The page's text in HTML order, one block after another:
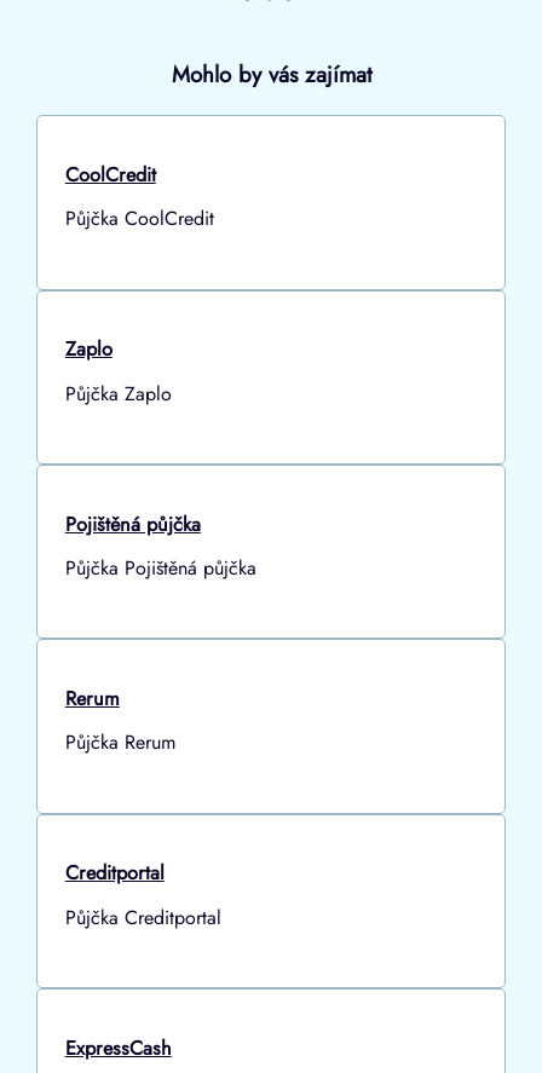
Mohlo by vás zajímat
CoolCredit
Půjčka CoolCredit
Zaplo
Půjčka Zaplo
Pojištěná půjčka
Půjčka Pojištěná půjčka
Rerum
Půjčka Rerum
Creditportal
Půjčka Creditportal
ExpressCash